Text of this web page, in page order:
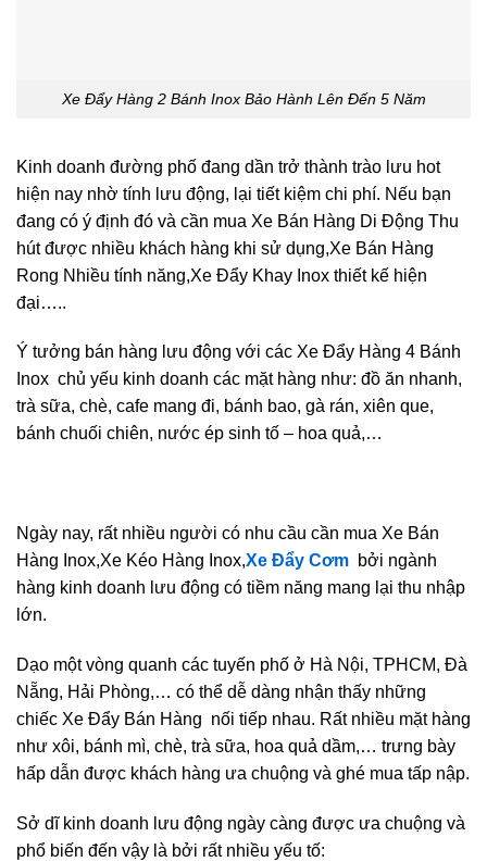
Xe Đẩy Hàng 2 Bánh Inox Bảo Hành Lên Đến 5 Năm
Kinh doanh đường phố đang dần trở thành trào lưu hot
hiện nay nhờ tính lưu động, lại tiết kiệm chi phí. Nếu bạn
đang có ý định đó và cần mua Xe Bán Hàng Di Động Thu
hút được nhiều khách hàng khi sử dụng,Xe Bán Hàng
Rong Nhiều tính năng,Xe Đẩy Khay Inox thiết kế hiện
đại…..
Ý tưởng bán hàng lưu động với các Xe Đẩy Hàng 4 Bánh
Inox chủ yếu kinh doanh các mặt hàng như: đồ ăn nhanh,
trà sữa, chè, cafe mang đi, bánh bao, gà rán, xiên que,
bánh chuối chiên, nước ép sinh tố – hoa quả,…
Ngày nay, rất nhiều người có nhu cầu cần mua Xe Bán
Hàng Inox,Xe Kéo Hàng Inox,Xe Đẩy Cơm bởi ngành
hàng kinh doanh lưu động có tiềm năng mang lại thu nhập
lớn.
Dạo một vòng quanh các tuyến phố ở Hà Nội, TPHCM, Đà
Nẵng, Hải Phòng,… có thể dễ dàng nhận thấy những
chiếc Xe Đẩy Bán Hàng nối tiếp nhau. Rất nhiều mặt hàng
như xôi, bánh mì, chè, trà sữa, hoa quả dầm,… trưng bày
hấp dẫn được khách hàng ưa chuộng và ghé mua tấp nập.
Sở dĩ kinh doanh lưu động ngày càng được ưa chuộng và
phổ biến đến vậy là bởi rất nhiều yếu tố: